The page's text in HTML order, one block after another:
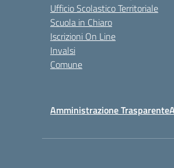
Ufficio Scolastico Territoriale
Scuola in Chiaro
Iscrizioni On Line
Invalsi
Comune
Amministrazione Trasparente